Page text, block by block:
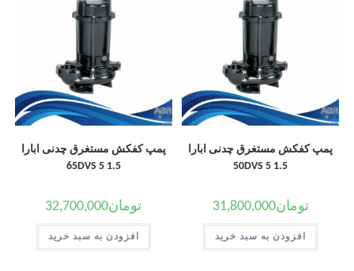
پمپ کفکش مستغرق چدنی ابارا
50DVS 5 1.5
تومان31,800,000
افزودن به سبد خرید
پمپ کفکش مستغرق چدنی ابارا
65DVS 5 1.5
تومان32,700,000
افزودن به سبد خرید